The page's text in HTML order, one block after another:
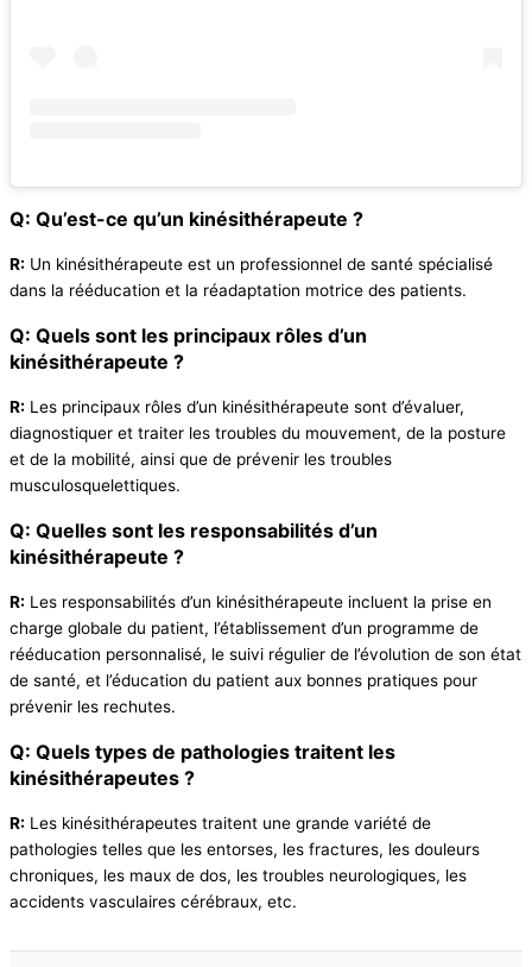
Q: Qu’est-ce qu’un kinésithérapeute ?
R: Un kinésithérapeute est un professionnel de santé spécialisé
dans la rééducation et la réadaptation motrice des patients.
Q: Quels sont les principaux rôles d’un
kinésithérapeute ?
R: Les principaux rôles d’un kinésithérapeute sont d’évaluer,
diagnostiquer et traiter les troubles du mouvement, de la posture
et de la mobilité, ainsi que de prévenir les troubles
musculosquelettiques.
Q: Quelles sont les responsabilités d’un
kinésithérapeute ?
R: Les responsabilités d’un kinésithérapeute incluent la prise en
charge globale du patient, l’établissement d’un programme de
rééducation personnalisé, le suivi régulier de l’évolution de son état
de santé, et l’éducation du patient aux bonnes pratiques pour
prévenir les rechutes.
Q: Quels types de pathologies traitent les
kinésithérapeutes ?
R: Les kinésithérapeutes traitent une grande variété de
pathologies telles que les entorses, les fractures, les douleurs
chroniques, les maux de dos, les troubles neurologiques, les
accidents vasculaires cérébraux, etc.